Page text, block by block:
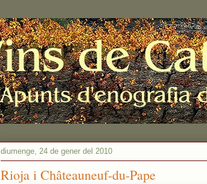
diumenge, 24 de gener del 2010
Rioja i Châteauneuf-du-Pape